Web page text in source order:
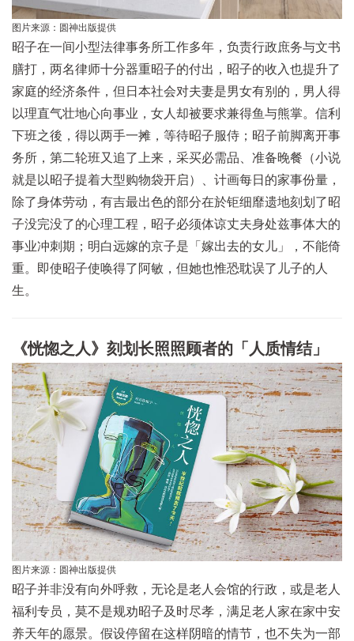
图片来源：圆神出版提供
昭子在一间小型法律事务所工作多年，负责行政庶务与文书
膳打，两名律师十分器重昭子的付出，昭子的收入也提升了
家庭的经济条件，但日本社会对夫妻是男女有别的，男人得
以理直气壮地心向事业，女人却被要求兼得鱼与熊掌。信利
下班之後，得以两手一摊，等待昭子服侍；昭子前脚离开事
务所，第二轮班又追了上来，采买必需品、准备晚餐（小说
就是以昭子提着大型购物袋开启）、计画每日的家事份量，
除了身体劳动，有吉最出色的部分在於钜细靡遗地刻划了昭
子没完没了的心理工程，昭子必须体谅丈夫身处兹事体大的
事业冲刺期；明白远嫁的京子是「嫁出去的女儿」，不能倚
重。即使昭子使唤得了阿敏，但她也惟恐耽误了儿子的人
生。
《恍惚之人》刻划长照照顾者的「人质情结」
图片来源：圆神出版提供
昭子并非没有向外呼救，无论是老人会馆的行政，或是老人
福利专员，莫不是规劝昭子及时尽孝，满足老人家在家中安
养天年的愿景。假设停留在这样阴暗的情节，也不失为一部